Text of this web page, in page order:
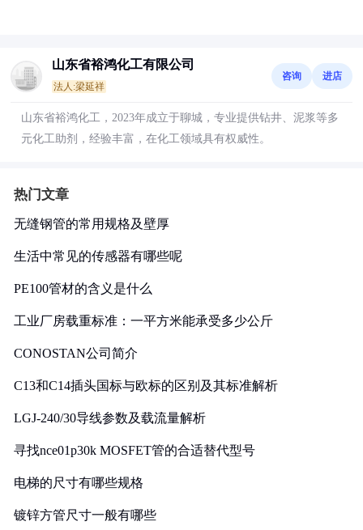
山东省裕鸿化工有限公司
法人:梁延祥
咨询 进店
山东省裕鸿化工，2023年成立于聊城，专业提供钻井、泥浆等多
元化工助剂，经验丰富，在化工领域具有权威性。
热门文章
无缝钢管的常用规格及壁厚
生活中常见的传感器有哪些呢
PE100管材的含义是什么
工业厂房载重标准：一平方米能承受多少公斤
CONOSTAN公司简介
C13和C14插头国标与欧标的区别及其标准解析
LGJ-240/30导线参数及载流量解析
寻找nce01p30k MOSFET管的合适替代型号
电梯的尺寸有哪些规格
镀锌方管尺寸一般有哪些